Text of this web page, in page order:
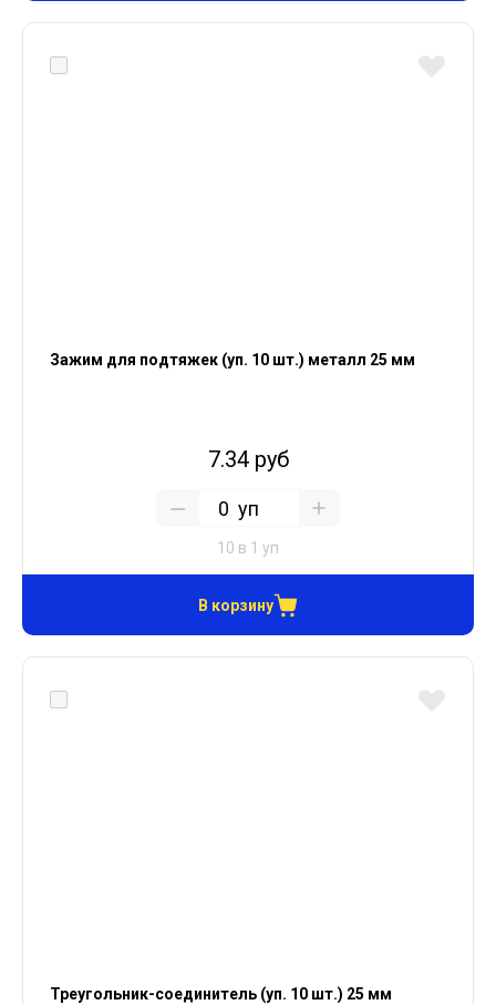
Зажим для подтяжек (уп. 10 шт.) металл 25 мм
7.34 руб
уп
10 в 1 уп
В корзину
Треугольник-соединитель (уп. 10 шт.) 25 мм